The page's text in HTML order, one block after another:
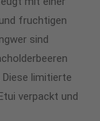
fruchtigen
sind
limitierte
verpackt und